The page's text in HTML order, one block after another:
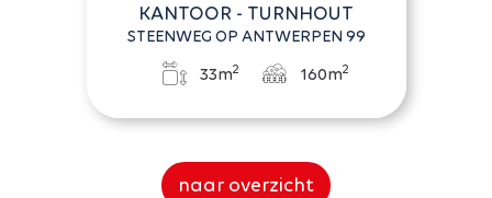
KANTOOR - TURNHOUT
STEENWEG OP ANTWERPEN 99
33m2 160m2
naar overzicht